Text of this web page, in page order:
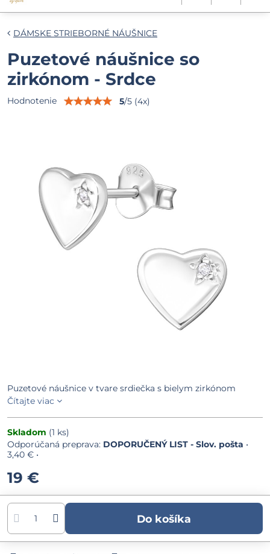
DÁMSKE STRIEBORNÉ NÁUŠNICE
Puzetové náušnice so
zirkónom - Srdce
Hodnotenie 5/5 (4x)
Puzetové náušnice v tvare srdiečka s bielym zirkónom
Čítajte viac
Skladom (1 ks)
DOPORUČENÝ LIST - Slov. pošta •
3,40 € •
19 €
Do košíka